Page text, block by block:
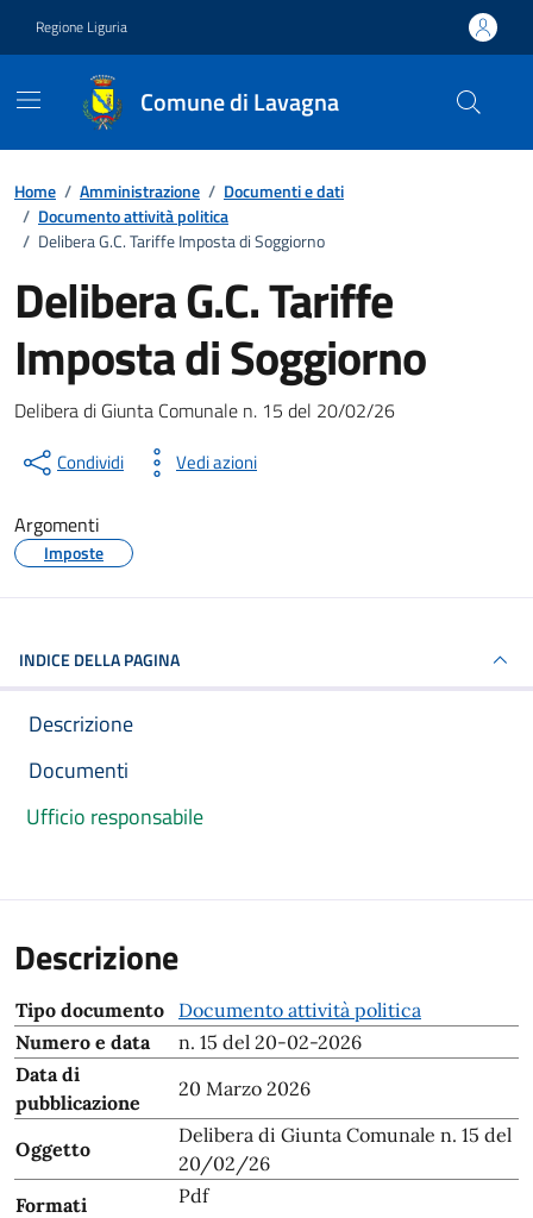
Regione Liguria
Comune di Lavagna
Home / Amministrazione / Documenti e dati
/ Documento attività politica
/ Delibera G.C. Tariffe Imposta di Soggiorno
Delibera G.C. Tariffe
Imposta di Soggiorno
Documento pubblico
Delibera di Giunta Comunale n. 15 del 20/02/26
Condividi Vedi azioni
Argomenti
Imposte
INDICE DELLA PAGINA
Descrizione
Documenti
Ufficio responsabile
Descrizione
Tipo documento
Documento attività politica
Numero e data
n. 15 del 20-02-2026
Data di
pubblicazione
20 Marzo 2026
Oggetto
Delibera di Giunta Comunale n. 15 del
20/02/26
Formati
Pdf